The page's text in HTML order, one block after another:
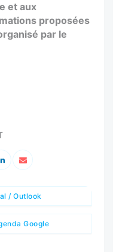
et aux
proposées
par le
Google
/ Outlook